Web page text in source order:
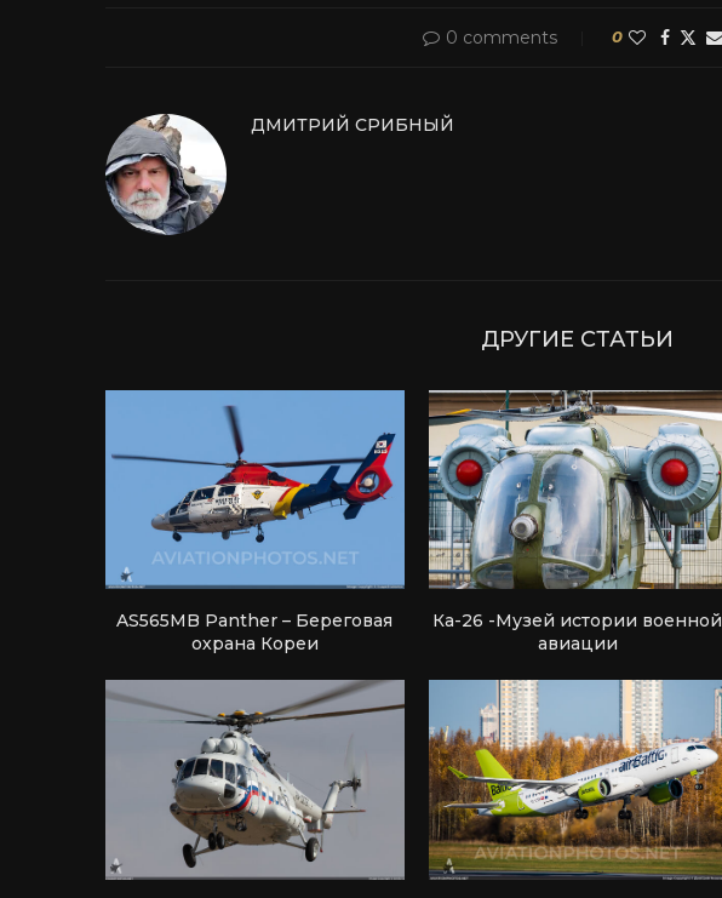
0 comments 0
ДМИТРИЙ СРИБНЫЙ
ДРУГИЕ СТАТЬИ
AS565MB Panther – Береговая
охрана Кореи
Ка-26 -Музей истории военной
авиации